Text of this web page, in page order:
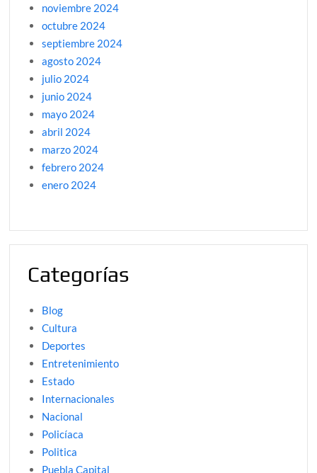
noviembre 2024
octubre 2024
septiembre 2024
agosto 2024
julio 2024
junio 2024
mayo 2024
abril 2024
marzo 2024
febrero 2024
enero 2024
Categorías
Blog
Cultura
Deportes
Entretenimiento
Estado
Internacionales
Nacional
Policíaca
Politica
Puebla Capital